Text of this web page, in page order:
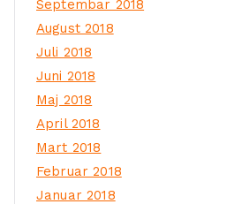
Septembar 2018
August 2018
Juli 2018
Juni 2018
Maj 2018
April 2018
Mart 2018
Februar 2018
Januar 2018